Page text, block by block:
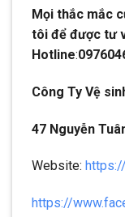
Mọi thắc mắc
tôi để được tư
Hotline:
Công Ty Vệ
47 Nguyễn
Website:
https://